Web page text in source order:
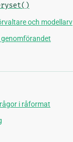
och modellarv
genomförandet
i råformat